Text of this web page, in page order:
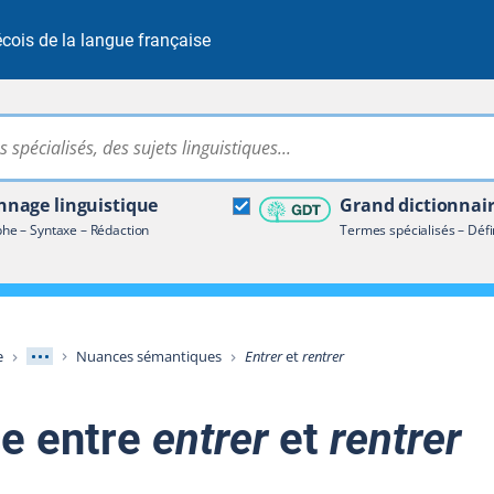
de la langue française
Rechercher dans tout le site
linguistique
– Syntaxe – Rédaction
Grand
Termes spécialisés –
terminologique
Afficher les niveaux intermédiaires
Nuances sémantiques Entreretrentrer
entre entreret rentrer